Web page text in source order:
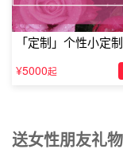
「定制」个性小定制
¥5000起
送女性朋友礼